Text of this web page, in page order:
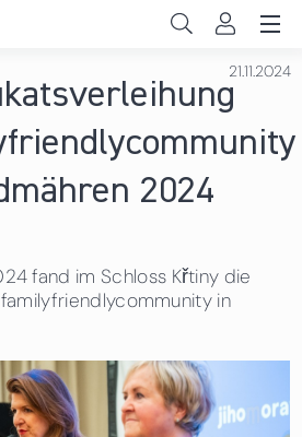
2024
21.11.2024
fand im Schloss Křtiny die
in